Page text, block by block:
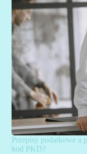
Przepisy podatkowe a
kod PKD?